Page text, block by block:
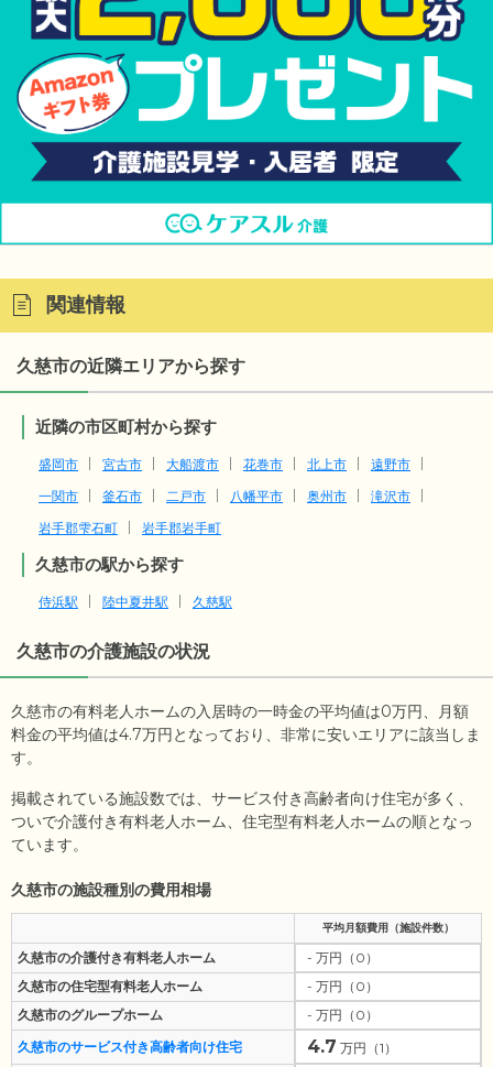
関連情報
久慈市の近隣エリアから探す
近隣の市区町村から探す
盛岡市 宮古市 大船渡市 花巻市 北上市
遠野市
一関市
釜石市 二戸市 八幡平市 奥州市
滝沢市
岩手郡雫石町
岩手郡岩手町
久慈市の駅から探す
侍浜駅 陸中夏井駅 久慈駅
久慈市の介護施設の状況
久慈市の有料老人ホームの入居時の一時金の平均値は0万円、月額
料金の平均値は4.7万円となっており、非常に安いエリアに該当しま
す。
掲載されている施設数では、サービス付き高齢者向け住宅が多く、
ついで介護付き有料老人ホーム、住宅型有料老人ホームの順となっ
ています。
久慈市の施設種別の費用相場
平均月額費用（施設件数）
久慈市の介護付き有料老人ホーム
- 万円（0）
久慈市の住宅型有料老人ホーム
- 万円（0）
久慈市のグループホーム
- 万円（0）
久慈市のサービス付き高齢者向け住宅
4.7 万円（1）